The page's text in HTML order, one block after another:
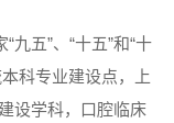
九五”、“十五”和“十
科专业建设点，上
设学科，口腔临床